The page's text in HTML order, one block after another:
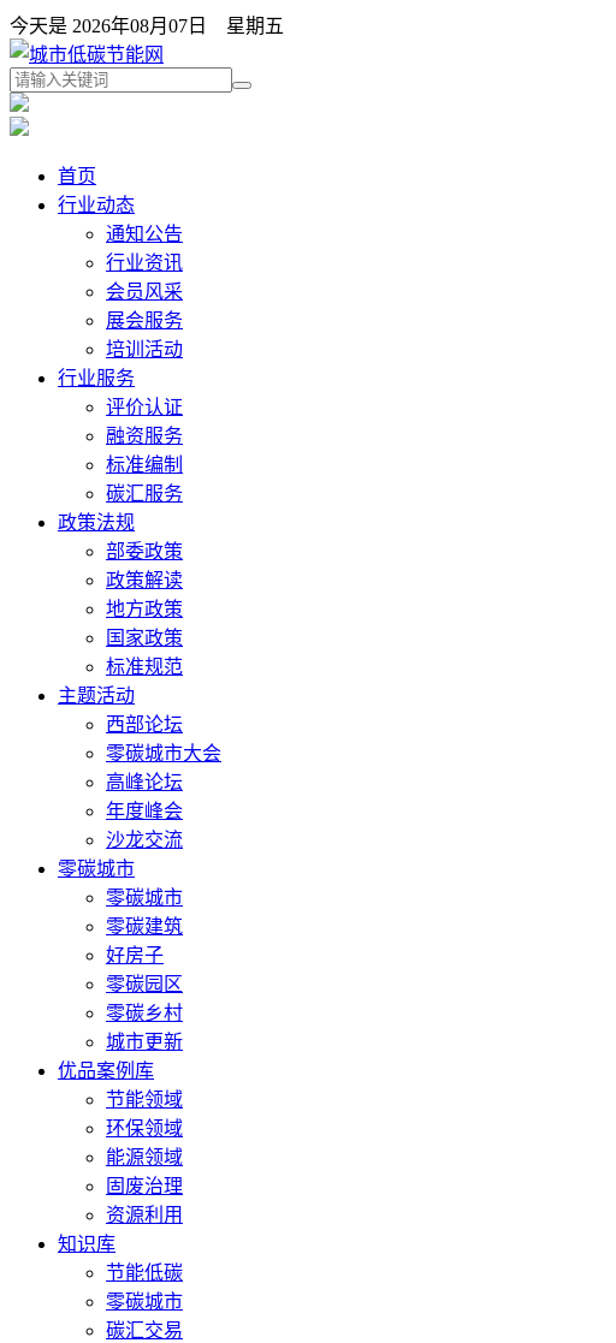
今天是 2026年08月07日 星期五
首页
行业动态
通知公告
行业资讯
会员风采
展会服务
培训活动
行业服务
评价认证
融资服务
标准编制
碳汇服务
政策法规
部委政策
政策解读
地方政策
国家政策
标准规范
主题活动
西部论坛
零碳城市大会
高峰论坛
年度峰会
沙龙交流
零碳城市
零碳城市
零碳建筑
好房子
零碳园区
零碳乡村
城市更新
优品案例库
节能领域
环保领域
能源领域
固废治理
资源利用
知识库
节能低碳
零碳城市
碳汇交易